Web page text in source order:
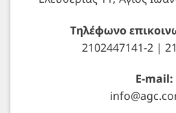
Τηλέφωνο
2102447141-2 |
E-mail: